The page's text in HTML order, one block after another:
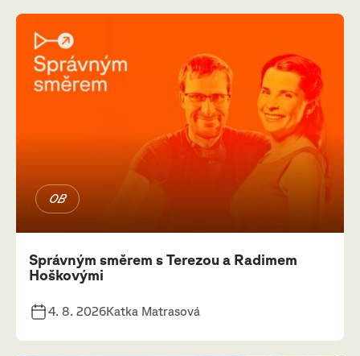
OB
Správným směrem s Terezou a Radimem
Hoškovými
4. 8. 2026Katka Matrasová